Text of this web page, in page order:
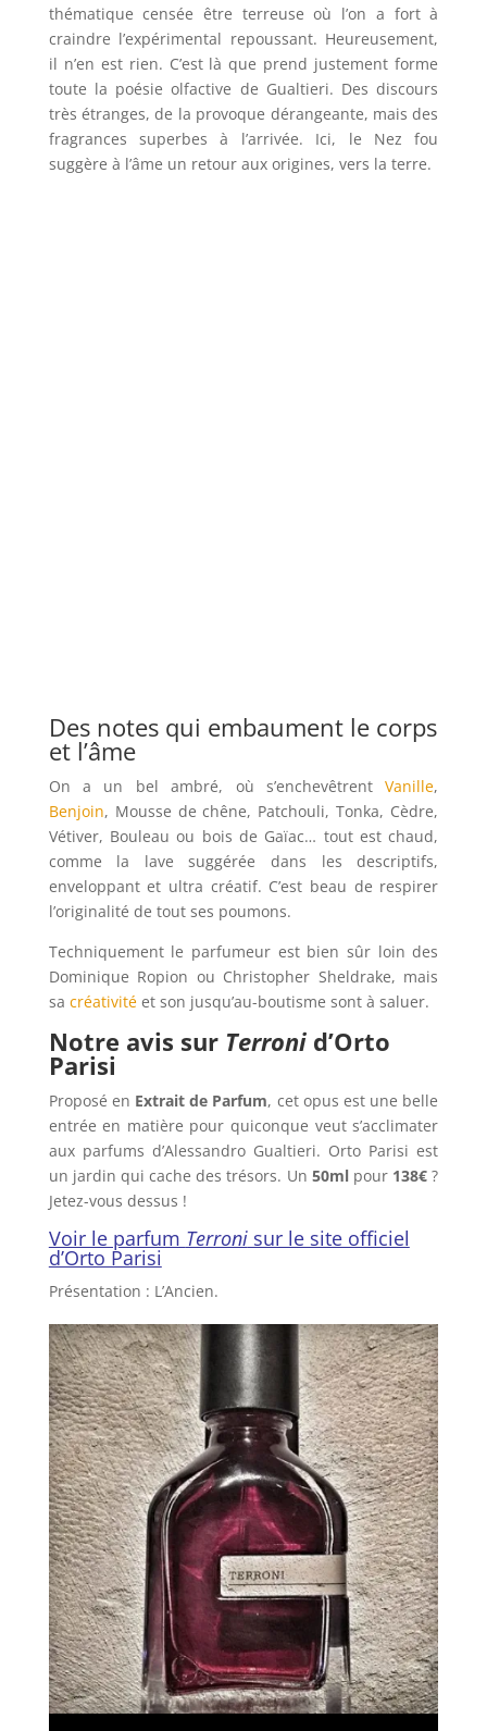
thématique censée être terreuse où l’on a fort à
craindre l’expérimental repoussant. Heureusement,
il n’en est rien. C’est là que prend justement forme
toute la poésie olfactive de Gualtieri. Des discours
très étranges, de la provoque dérangeante, mais des
fragrances superbes à l’arrivée. Ici, le Nez fou
suggère à l’âme un retour aux origines, vers la terre.
Des notes qui embaument le corps
et l’âme
On a un bel ambré, où s’enchevêtrentVanille,
Benjoin, Mousse de chêne, Patchouli, Tonka, Cèdre,
Vétiver, Bouleau ou bois de Gaïac… tout est chaud,
comme la lave suggérée dans les descriptifs,
enveloppant et ultra créatif. C’est beau de respirer
l’originalité de tout ses poumons.
Techniquement le parfumeur est bien sûr loin des
Dominique Ropion ou Christopher Sheldrake, mais
sa créativitéet son jusqu’au-boutisme sont à saluer.
Notre avis sur Terronid’Orto
Parisi
Proposé en Extrait de Parfum, cet opus est une belle
entrée en matière pour quiconque veut s’acclimater
aux parfums d’Alessandro Gualtieri. Orto Parisi est
un jardin qui cache des trésors. Un 50mlpour 138€ ?
Jetez-vous dessus !
Voir le parfum Terronisur le site officiel
d’Orto Parisi
Présentation : L’Ancien.